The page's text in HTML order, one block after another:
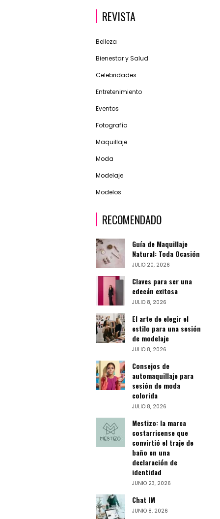
REVISTA
Belleza
Bienestar y Salud
Celebridades
Entretenimiento
Eventos
Fotografía
Maquillaje
Moda
Modelaje
Modelos
RECOMENDADO
Guía de Maquillaje
Natural: Toda Ocasión
JULIO 20, 2026
Claves para ser una
edecán exitosa
JULIO 8, 2026
El arte de elegir el
estilo para una sesión
de modelaje
JULIO 8, 2026
Consejos de
automaquillaje para
sesión de moda
colorida
JULIO 8, 2026
Mestizo: la marca
costarricense que
convirtió el traje de
baño en una
declaración de
identidad
JUNIO 23, 2026
Chat IM
JUNIO 8, 2026